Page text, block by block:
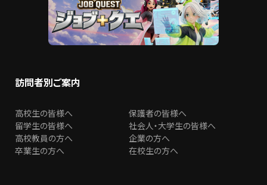
訪問者別ご案内
高校生の皆様へ
保護者の皆様へ
留学生の皆様へ
社会人・大学生の皆様へ
高校教員の方へ
企業の方へ
卒業生の方へ
在校生の方へ